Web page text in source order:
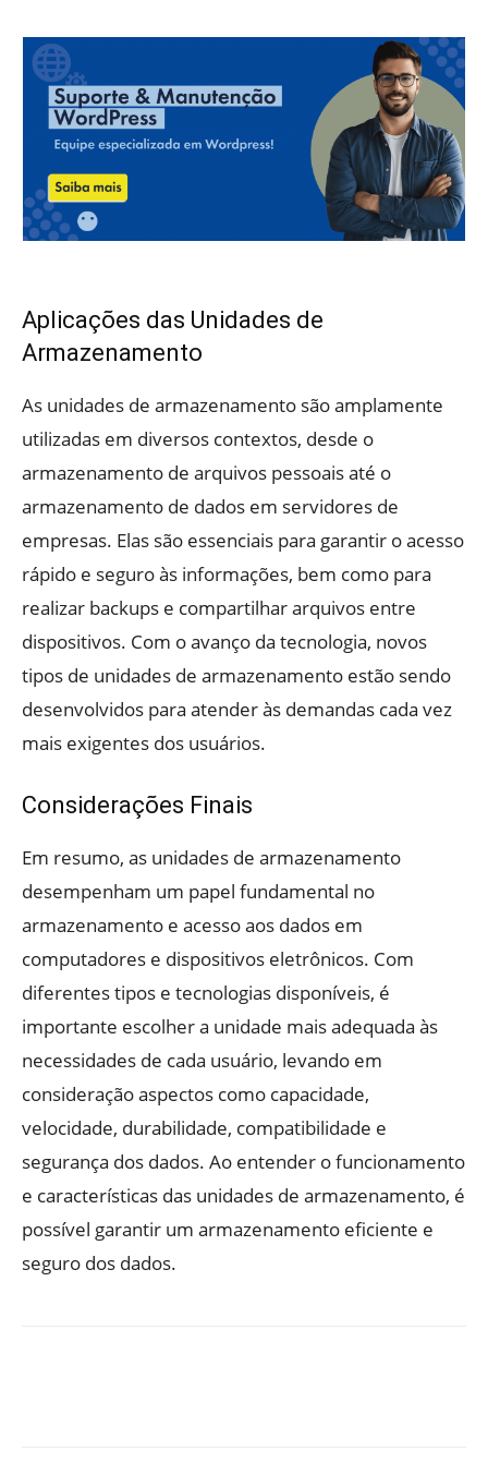
Aplicações das Unidades de
Armazenamento
As unidades de armazenamento são amplamente
utilizadas em diversos contextos, desde o
armazenamento de arquivos pessoais até o
armazenamento de dados em servidores de
empresas. Elas são essenciais para garantir o acesso
rápido e seguro às informações, bem como para
realizar backups e compartilhar arquivos entre
dispositivos. Com o avanço da tecnologia, novos
tipos de unidades de armazenamento estão sendo
desenvolvidos para atender às demandas cada vez
mais exigentes dos usuários.
Considerações Finais
Em resumo, as unidades de armazenamento
desempenham um papel fundamental no
armazenamento e acesso aos dados em
computadores e dispositivos eletrônicos. Com
diferentes tipos e tecnologias disponíveis, é
importante escolher a unidade mais adequada às
necessidades de cada usuário, levando em
consideração aspectos como capacidade,
velocidade, durabilidade, compatibilidade e
segurança dos dados. Ao entender o funcionamento
e características das unidades de armazenamento, é
possível garantir um armazenamento eficiente e
seguro dos dados.